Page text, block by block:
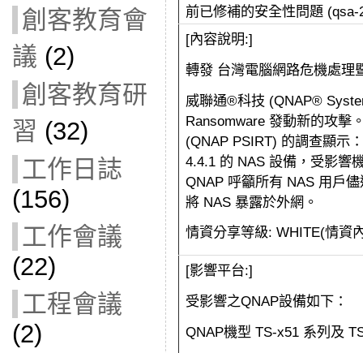
創客教育會
議 (2)
創客教育研
習 (32)
工作日誌
(156)
工作會議
(22)
工程會議
(2)
前已修補的安全性問題
[內容說明:]
轉發 台灣電腦網路危機處理
威聯通®科技 (QNAP®
Ransomware 發動新的攻擊
(QNAP PSIRT) 的調查顯示
4.4.1 的 NAS 設備，受影響
QNAP 呼籲所有 NAS 用戶
將 NAS 暴露於外網。
情資分享等級: WHITE(情資
[影響平台:]
受影響之QNAP設備如下：
QNAP機型 TS-x51 系列及